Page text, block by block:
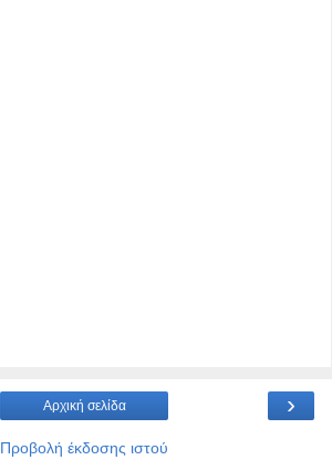
›
Αρχική σελίδα
Προβολή έκδοσης ιστού